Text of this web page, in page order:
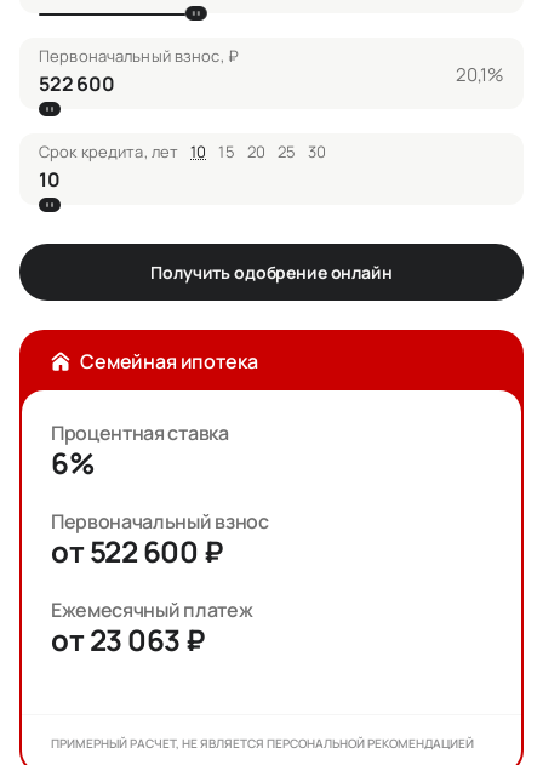
Первоначальный взнос, ₽
20,1%
Срок кредита, лет 10 15 20 25 30
Получить одобрение онлайн
Семейная ипотека
Процентная ставка
6%
Первоначальный взнос
от 522 600 ₽
Ежемесячный платеж
от 23 063 ₽
ПРИМЕРНЫЙ РАСЧЕТ, НЕ ЯВЛЯЕТСЯ ПЕРСОНАЛЬНОЙ РЕКОМЕНДАЦИЕЙ